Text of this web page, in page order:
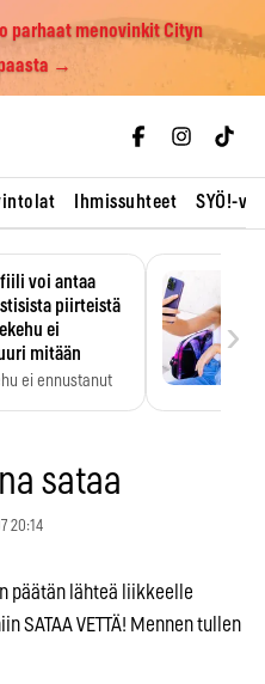
parhaat menovinkit Cityn
→
Ihmissuhteet SYÖ!-
voi antaa
piirteistä
ei
mitään
ei ennustanut
›
sataa
20:14
päätän lähteä liikkeelle
SATAA VETTÄ! Mennen tullen